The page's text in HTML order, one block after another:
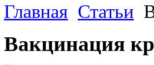
Главная Статьи
Вакцинация